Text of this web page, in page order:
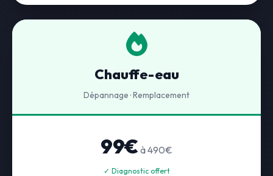
Chauffe-eau
Dépannage · Remplacement
99€ à 490€
✓ Diagnostic offert